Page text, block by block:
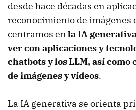
desde hace décadas en
reconocimiento de imágenes
centramos en la IA generativa
ver con aplicaciones y
chatbots y los LLM, así como
de imágenes y vídeos.
La IA generativa se orienta